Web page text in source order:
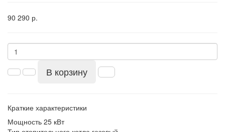
90 290 р.
В корзину
Краткие характеристики
Мощность 25 кВт